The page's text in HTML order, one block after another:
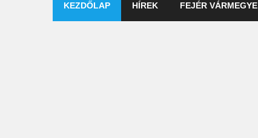
KEZDŐLAP HÍREK FEJÉR VÁRMEGYE